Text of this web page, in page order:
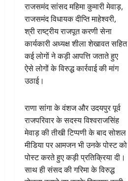
राजसमंद सांसद महिमा कुमारी मेवाड़,
राजसमंद विधायक दीप्ति माहेश्वरी,
श्री राष्ट्रीय राजपूत करणी सेना
कार्यकारी अध्यक्ष शीला शेखावत सहित
कई लोगों ने कड़ी आपत्ति जताते हुए
ऐसे लोगों के विरुद्ध कार्रवाई की मांग
उठाई।
राणा सांगा के वंशज और उदयपुर पूर्व
राजपरिवार के सदस्य विश्वराजसिंह
मेवाड़ की तीखी टिप्पणी के बाद सोशल
मीडिया पर आमजन भी उनके पोस्ट को
पोस्ट करते हुए कड़ी प्रतिक्रिया दी।
साथ ही संसद की गरिमा के विरुद्ध